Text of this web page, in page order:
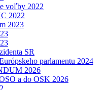
voľby 2022
2022
2023
SR
parlamentu 2024
2026
a do OSK 2026